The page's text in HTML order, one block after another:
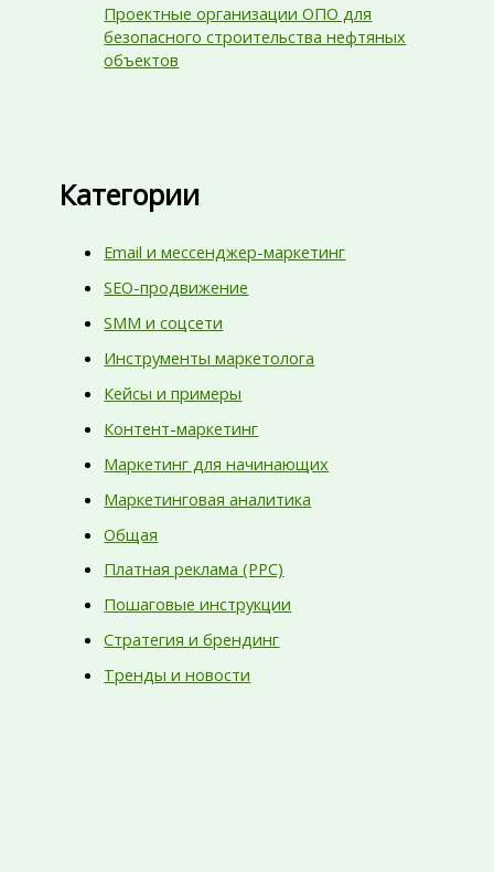
Проектные организации ОПО для
безопасного строительства нефтяных
объектов
Категории
Email и мессенджер-маркетинг
SEO-продвижение
SMM и соцсети
Инструменты маркетолога
Кейсы и примеры
Контент-маркетинг
Маркетинг для начинающих
Маркетинговая аналитика
Общая
Платная реклама (PPC)
Пошаговые инструкции
Стратегия и брендинг
Тренды и новости